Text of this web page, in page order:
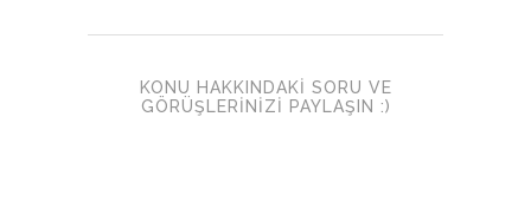
KONU HAKKINDAKI SORU VE
GÖRÜŞLERINIZI PAYLAŞIN :)